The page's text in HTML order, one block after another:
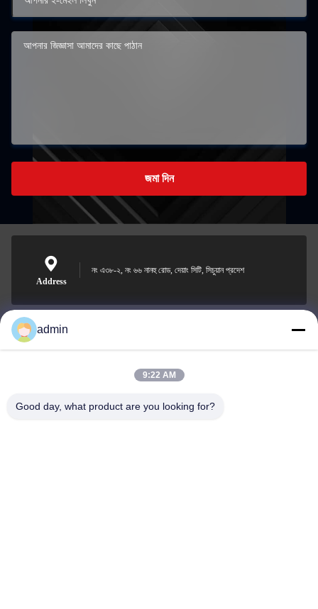
জমা দিন
Address
নং এ৩৮-২, নং ৬৬ নানহু রোড, দেয়াং সিটি, সিচুয়ান প্রদেশ
Nero@enlaibio.com
admin
9:22 AM
Good day, what product are you looking for?